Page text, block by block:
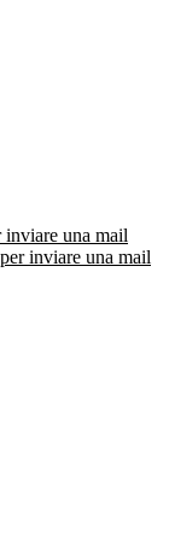
una mail
inviare una mail